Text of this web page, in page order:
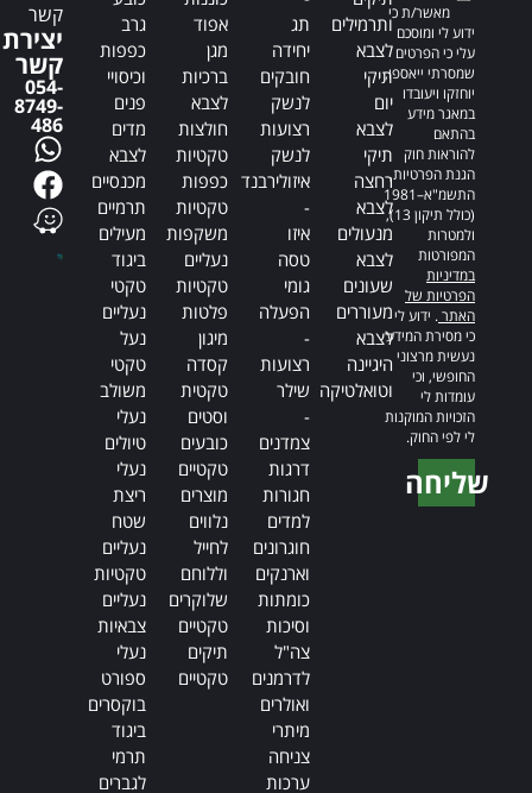
מאשר/ת כי
ידוע לי ומוסכם
עלי כי הפרטים
שמסרתי ייאספו,
יוחזקו ויעובדו
במאגר מידע
בהתאם
להוראות חוק
הגנת הפרטיות,
התשמ"א–1981
(כולל תיקון 13),
ולמטרות
המפורטות
במדיניות
הפרטיות של
האתר. ידוע לי
כי מסירת המידע
נעשית מרצוני
החופשי, וכי
עומדות לי
הזכויות המוקנות
לי לפי החוק.
שליחה
ותרמילים
לצבא
תיקי
יום
לצבא
תיקי
רחצה
לצבא
מנעולים
לצבא
שעונים
מעוררים
לצבא
היגיינה
וטואלטיקה
תג
יחידה
חובקים
לנשק
רצועות
לנשק
איזולירבנד
-
איזו
טסה
גומי
הפעלה
-
רצועות
שילר
-
צמדנים
דרגות
חגורות
למדים
חוגרונים
וארנקים
כומתות
וסיכות
צה"ל
לדרמנים
ואולרים
מיתרי
צניחה
ערכות
אפוד
מגן
ברכיות
לצבא
חולצות
טקטיות
כפפות
טקטיות
משקפות
נעליים
טקטיות
פלטות
מיגון
קסדה
טקטית
וסטים
כובעים
טקטיים
מוצרים
נלווים
לחייל
וללוחם
שלוקרים
טקטיים
תיקים
טקטיים
גרב
כפפות
וכיסויי
פנים
מדים
לצבא
מכנסיים
תרמיים
מעילים
ביגוד
טקטי
נעליים
נעל
טקטי
משולב
נעלי
טיולים
נעלי
ריצת
שטח
נעליים
טקטיות
נעליים
צבאיות
נעלי
ספורט
בוקסרים
ביגוד
תרמי
לגברים
קשר
יצירת
קשר
054-
8749-
486